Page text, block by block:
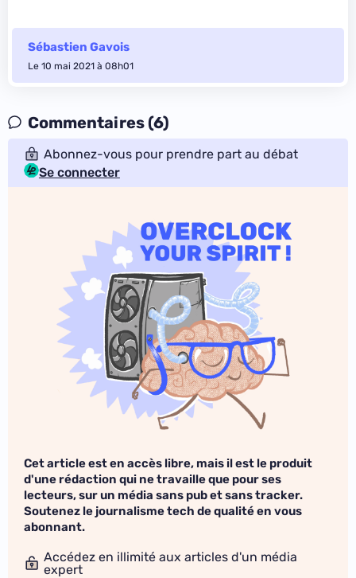
Sébastien Gavois
Le 10 mai 2021 à 08h01
Commentaires (6)
Abonnez-vous pour prendre part au débat
Se connecter
Cet article est en accès libre, mais il est le produit
d'une rédaction qui ne travaille que pour ses
lecteurs, sur un média sans pub et sans tracker.
Soutenez le journalisme tech de qualité en vous
abonnant.
Accédez en illimité aux articles d'un média
expert